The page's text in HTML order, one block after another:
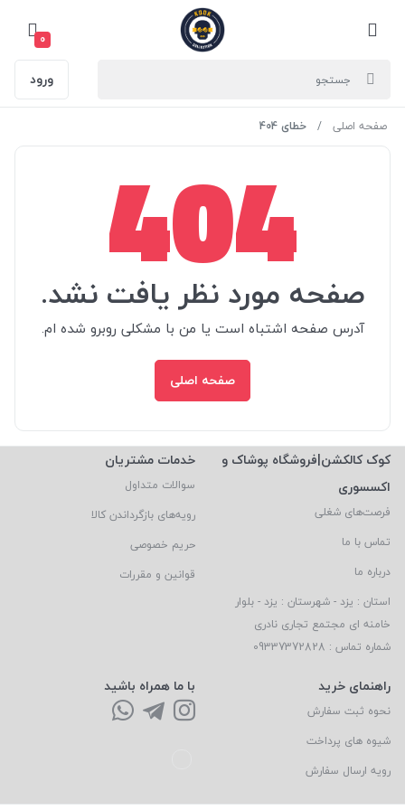
0
ورود
صفحه اصلی خطای 404
404
صفحه مورد نظر یافت نشد.
آدرس صفحه اشتباه است یا من با مشکلی روبرو شده ام.
صفحه اصلی
کوک کالکشن|فروشگاه پوشاک و
اکسسوری
فرصت‌های شغلی
تماس با ما
درباره ما
استان : یزد - شهرستان : یزد - بلوار
خامنه ای مجتمع تجاری نادری
شماره تماس : 09337372828
خدمات مشتریان
سوالات متداول
رویه‌های بازگرداندن کالا
حریم خصوصی
قوانین و مقررات
راهنمای خرید
نحوه ثبت سفارش
شیوه های پرداخت
رویه ارسال سفارش
با ما همراه باشید